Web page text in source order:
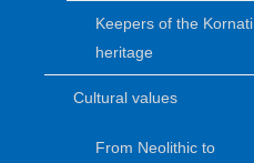
Keepers of the Kornati
heritage
Cultural values
From Neolithic to